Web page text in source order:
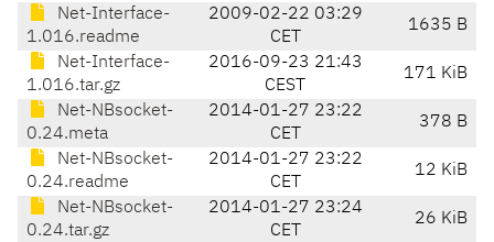
Net-Interface-
1.016.readme
2009-02-22 03:29
CET
1635 B
Net-Interface-
1.016.tar.gz
2016-09-23 21:43
CEST
171 KiB
Net-NBsocket-
0.24.meta
2014-01-27 23:22
CET
378 B
Net-NBsocket-
0.24.readme
2014-01-27 23:22
CET
12 KiB
Net-NBsocket-
0.24.tar.gz
2014-01-27 23:24
CET
26 KiB